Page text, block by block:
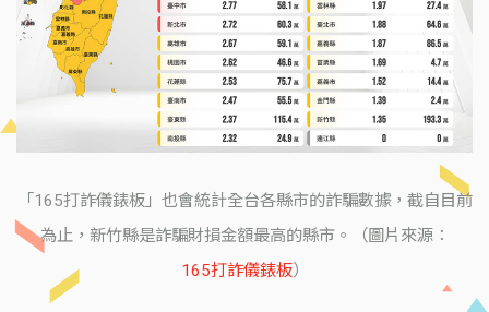
「165打詐儀錶板」也會統計全台各縣市的詐騙數據，截自目前
為止，新竹縣是詐騙財損金額最高的縣市。（圖片來源：
165打詐儀錶板）